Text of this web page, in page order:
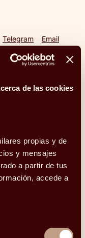
de las cookies
propias y de
y mensajes
a partir de tus
accede a
Telegram Email